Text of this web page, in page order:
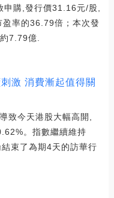
購,發行價31.16元/股,
率的36.79倍；本次發
7.79億.
激 消費漸起值得關
致今天港股大幅高開,
。指數繼續維持
束了為期4天的訪華行